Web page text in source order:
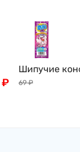
₽
Шипучие
вкусом
69 ₽